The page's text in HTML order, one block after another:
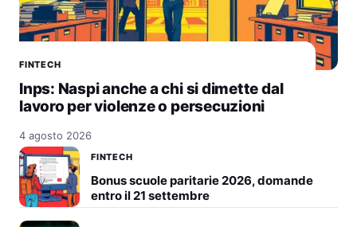
FINTECH
Inps: Naspi anche a chi si dimette dal
lavoro per violenze o persecuzioni
4 agosto 2026
FINTECH
Bonus scuole paritarie 2026, domande
entro il 21 settembre